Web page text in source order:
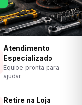
Atendimento
Especializado
Equipe pronta para
ajudar
Retire na Loja